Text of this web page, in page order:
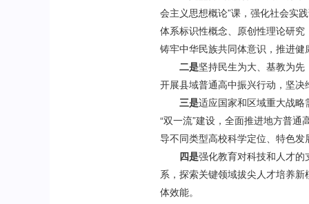
会主义思想概论”课，强化社会实
体系标识性概念、原创性理论研
铸牢中华民族共同体意识，推进
二是坚持民生为大、基教为
开展县域普通高中振兴行动，坚
三是适应国家和区域重大战
“双一流”建设，全面推进地方普
导不同类型高校科学定位、特色发
四是强化教育对科技和人才
系，探索关键领域拔尖人才培养
体效能。